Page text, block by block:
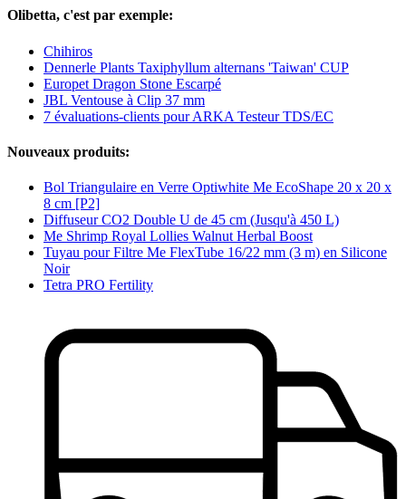
Olibetta, c'est par exemple:
Chihiros
Dennerle Plants Taxiphyllum alternans 'Taiwan' CUP
Europet Dragon Stone Escarpé
JBL Ventouse à Clip 37 mm
7 évaluations-clients pour ARKA Testeur TDS/EC
Nouveaux produits:
Bol Triangulaire en Verre Optiwhite Me EcoShape 20 x 20 x
8 cm [P2]
Diffuseur CO2 Double U de 45 cm (Jusqu'à 450 L)
Me Shrimp Royal Lollies Walnut Herbal Boost
Tuyau pour Filtre Me FlexTube 16/22 mm (3 m) en Silicone
Noir
Tetra PRO Fertility